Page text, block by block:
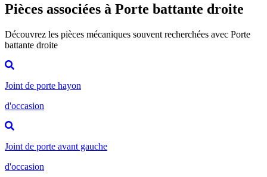
Pièces associées à Porte battante droite
Découvrez les pièces mécaniques souvent recherchées avec Porte
battante droite
Joint de porte hayon
d'occasion
Joint de porte avant gauche
d'occasion